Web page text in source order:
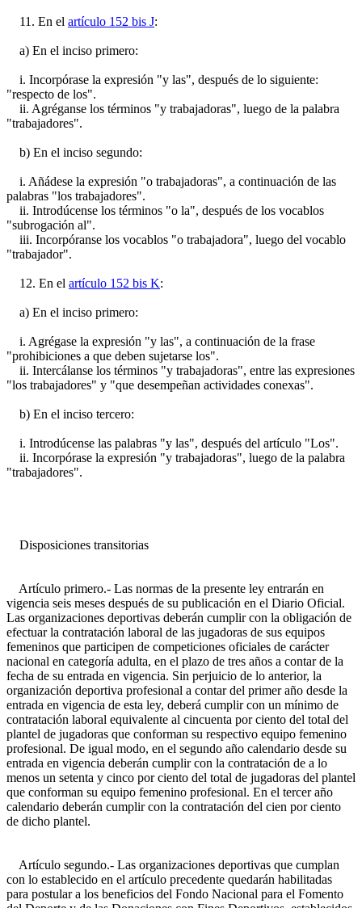
11. En el artículo 152 bis J:
a) En el inciso primero:
i. Incorpórase la expresión "y las", después de lo siguiente:
"respecto de los".
ii. Agréganse los términos "y trabajadoras", luego de la palabra
"trabajadores".
b) En el inciso segundo:
i. Añádese la expresión "o trabajadoras", a continuación de las
palabras "los trabajadores".
ii. Introdúcense los términos "o la", después de los vocablos
"subrogación al".
iii. Incorpóranse los vocablos "o trabajadora", luego del vocablo
"trabajador".
12. En el artículo 152 bis K:
a) En el inciso primero:
i. Agrégase la expresión "y las", a continuación de la frase
"prohibiciones a que deben sujetarse los".
ii. Intercálanse los términos "y trabajadoras", entre las expresiones
"los trabajadores" y "que desempeñan actividades conexas".
b) En el inciso tercero:
i. Introdúcense las palabras "y las", después del artículo "Los".
ii. Incorpórase la expresión "y trabajadoras", luego de la palabra
"trabajadores".
Disposiciones transitorias
Artículo primero.- Las normas de la presente ley entrarán en
vigencia seis meses después de su publicación en el Diario Oficial.
Las organizaciones deportivas deberán cumplir con la obligación de
efectuar la contratación laboral de las jugadoras de sus equipos
femeninos que participen de competiciones oficiales de carácter
nacional en categoría adulta, en el plazo de tres años a contar de la
fecha de su entrada en vigencia. Sin perjuicio de lo anterior, la
organización deportiva profesional a contar del primer año desde la
entrada en vigencia de esta ley, deberá cumplir con un mínimo de
contratación laboral equivalente al cincuenta por ciento del total del
plantel de jugadoras que conforman su respectivo equipo femenino
profesional. De igual modo, en el segundo año calendario desde su
entrada en vigencia deberán cumplir con la contratación de a lo
menos un setenta y cinco por ciento del total de jugadoras del plantel
que conforman su equipo femenino profesional. En el tercer año
calendario deberán cumplir con la contratación del cien por ciento
de dicho plantel.
Artículo segundo.- Las organizaciones deportivas que cumplan
con lo establecido en el artículo precedente quedarán habilitadas
para postular a los beneficios del Fondo Nacional para el Fomento